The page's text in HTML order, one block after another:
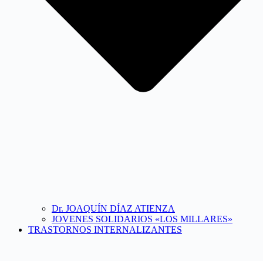
Dr. JOAQUÍN DÍAZ ATIENZA
JOVENES SOLIDARIOS «LOS MILLARES»
TRASTORNOS INTERNALIZANTES